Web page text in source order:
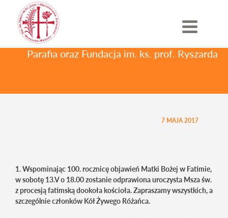
Parafia oraz Fundacja im. ks. prof. Ryszarda
Ogłoszenia parafialne
NIEDZIELA WIELKANOCNA
IV NIEDZIELA
7 MAJA 2017
1. Wspominając 100. rocznicę objawień Matki Bożej w Fatimie,
w sobotę 13.V o 18.00 zostanie odprawiona uroczysta Msza św.
z procesją fatimską dookoła kościoła. Zapraszamy wszystkich, a
szczególnie członków Kół Żywego Różańca.